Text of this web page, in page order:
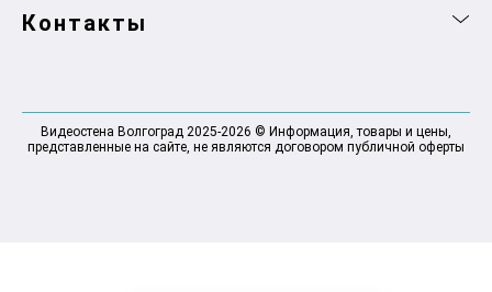
Контакты
Видеостена Волгоград 2025-2026 © Информация, товары и цены,
представленные на сайте, не являются договором публичной оферты